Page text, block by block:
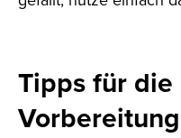
Tipps für
Vorbereitung